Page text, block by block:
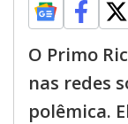
O Primo
nas redes
polêmica.